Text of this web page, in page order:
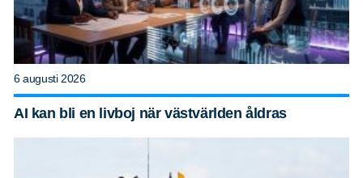
6 augusti 2026
AI kan bli en livboj när västvärlden åldras